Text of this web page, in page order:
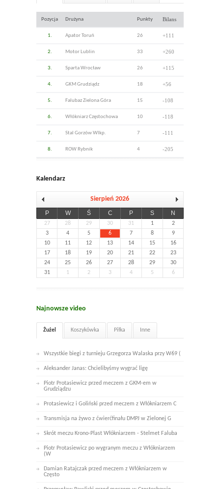
Pozycja Drużyna Punkty Bilans
1. Apator Toruń 26 +111
2. Motor Lublin 33 +260
3. Sparta Wrocław 26 +115
4. GKM Grudziądz 18 +56
5. Falubaz Zielona Góra 15 -108
6. Włókniarz Częstochowa 10 -118
7. Stal Gorzów Wlkp. 7 -111
8. ROW Rybnik 4 -205
Kalendarz
Sierpień 2026
P W Ś C P S N
27 28 29 30 31 1
2
3
4 5 6 7 8
9
10
11 12 13 14 15
16
17
18 19 20 21 22
23
24
25 26 27 28 29
30
31
1 2 3 4 5 6
Najnowsze video
Żużel Koszykówka Piłka Inne
Wszystkie biegi z turnieju Grzegorza Walaska przy W69 (
Aleksander Janas: Chcielibyśmy wygrać ligę
Piotr Protasiewicz przed meczem z GKM-em w
Grudziądzu
Protasiewicz i Goliński przed meczem z Włókniarzem C
Transmisja na żywo z ćwierćfinału DMPJ w Zielonej G
Skrót meczu Krono-Plast Włókniarzem - Stelmet Faluba
Piotr Protasiewicz po wygranym meczu z Włókniarzem
(W
Damian Ratajczak przed meczem z Włókniarzem w
Często